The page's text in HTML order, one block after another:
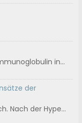
immunoglobulin in...
der
Nach der Hype...